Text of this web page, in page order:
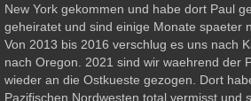
New York gekommen und habe dort Paul
geheiratet und sind einige Monate spaeter
Von 2013 bis 2016 verschlug es uns nach
nach Oregon. 2021 sind wir waehrend der
wieder an die Ostkueste gezogen. Dort
Pazifischen Nordwesten total vermisst und